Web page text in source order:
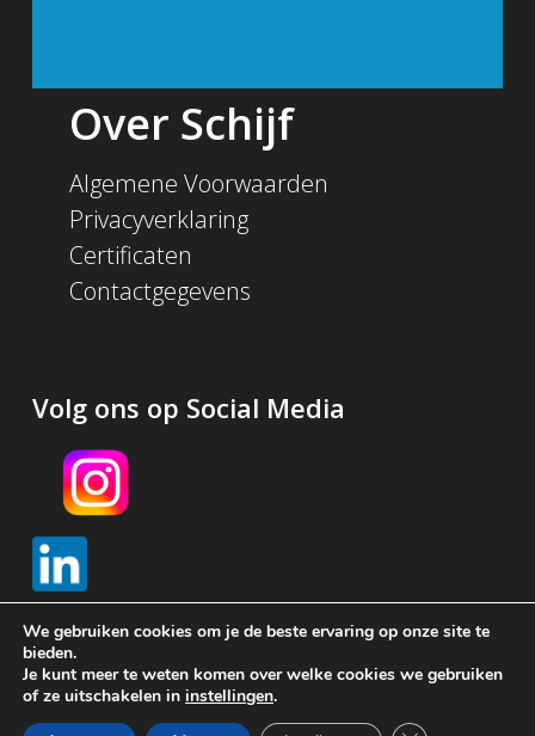
Over Schijf
Algemene Voorwaarden
Privacyverklaring
Certificaten
Contactgegevens
Volg ons op Social Media
© 2026 Schijf Groep. Met gemaakt in Amsterdam door
We gebruiken cookies om je de beste ervaring op onze site te
bieden.
Je kunt meer te weten komen over welke cookies we gebruiken
of ze uitschakelen in instellingen.